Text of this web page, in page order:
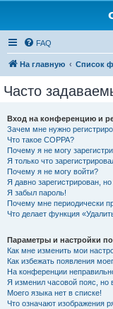
FAQ
На главную Список
Часто
Вход на конференцию и
Зачем мне нужно
Что такое COPPA?
Почему я не могу
Я только что
Почему я не могу войти?
Я давно зарегистрирован,
Я забыл пароль!
Почему мне периодически
Что делает функция
Параметры и настройки
Как мне изменить мои
Как избежать появления
На конференции
Я изменил часовой пояс, но
Моего языка нет в списке!
Что означают изображения